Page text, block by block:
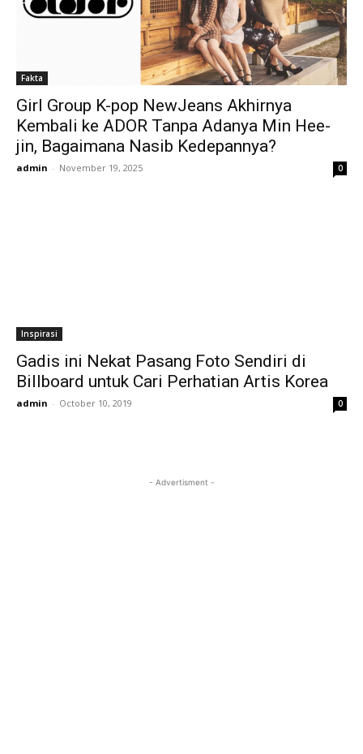
Fakta
Girl Group K-pop NewJeans Akhirnya
Kembali ke ADOR Tanpa Adanya Min Hee-
jin, Bagaimana Nasib Kedepannya?
admin - November 19, 2025 0
Inspirasi
Gadis ini Nekat Pasang Foto Sendiri di
Billboard untuk Cari Perhatian Artis Korea
admin - October 10, 2019 0
- Advertisment -